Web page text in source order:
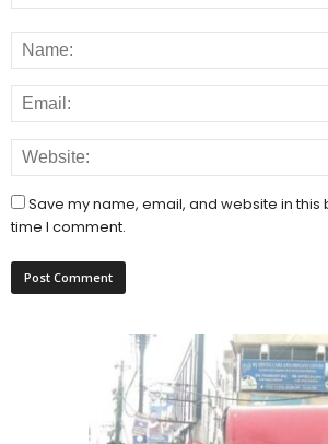
Save my name, email, and website in this
time I comment.